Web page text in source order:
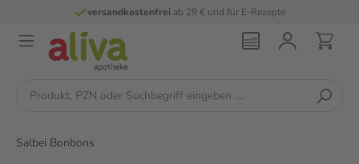
versandkostenfreiab 29 € und für E-Rezepte
Salbei Bonbons